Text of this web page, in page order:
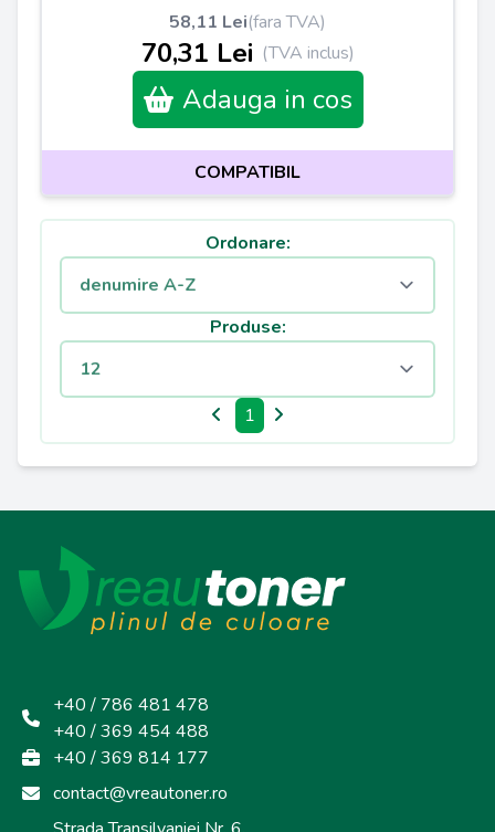
58,11 Lei(fara TVA)
70,31 Lei (TVA inclus)
Adauga in cos
COMPATIBIL
Ordonare:
Produse:
1
+40 / 786 481 478
+40 / 369 454 488
+40 / 369 814 177
contact@vreautoner.ro